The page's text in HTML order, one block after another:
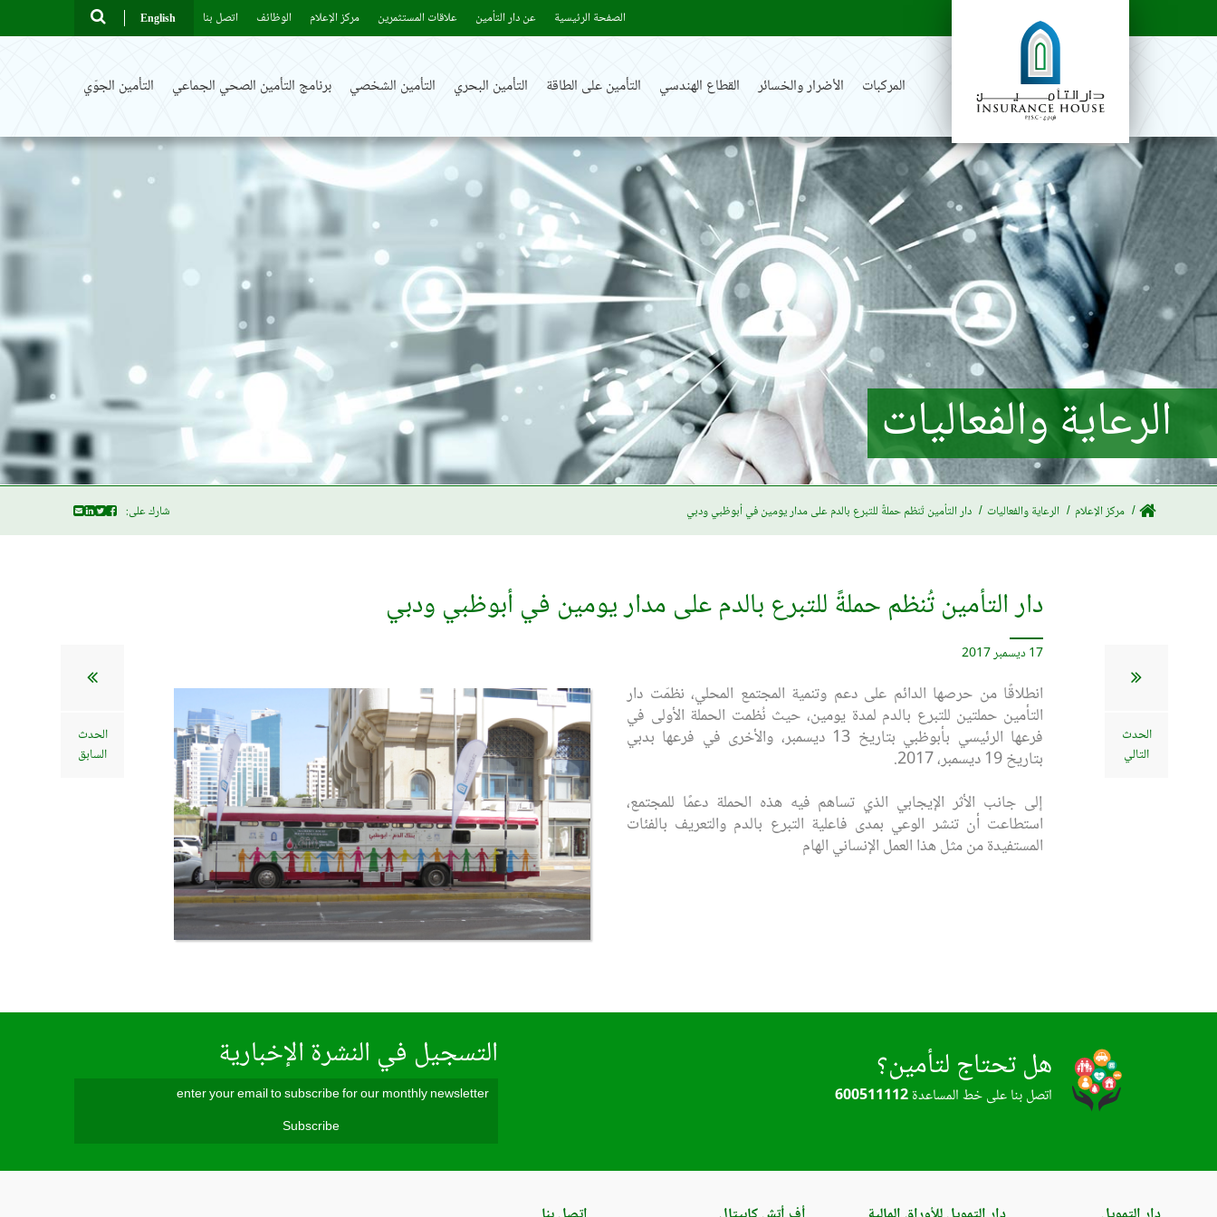
الصفحة الرئيسية عن دار التأمين علاقات المستثمرين مركز الإعلام الوظائف اتصل بنا English
المركبات الأضرار والخسائر القطاع الهندسي التأمين على الطاقة التأمين البحري التأمين الشخصي برنامج التأمين الصحي الجماعي التأمين الجوّي
الرعاية والفعاليات
مركز الإعلام الرعاية والفعاليات دار التأمين تُنظم حملةً للتبرع بالدم على مدار يومين في أبوظبي ودبي شارك على:
الحدث
السابق
الحدث
التالي
دار التأمين تُنظم حملةً للتبرع بالدم على مدار يومين في أبوظبي ودبي
17 ديسمبر 2017
انطلاقًا من حرصها الدائم على دعم وتنمية المجتمع المحلي، نظمّت دار
التأمين حملتين للتبرع بالدم لمدة يومين، حيث نُظمت الحملة الأولى في
فرعها الرئيسي بأبوظبي بتاريخ 13 ديسمبر، والأخرى في فرعها بدبي
بتاريخ19 ديسمبر،2017.
إلى جانب الأثر الإيجابي الذي تساهم فيه هذه الحملة دعمًا للمجتمع،
استطاعت أن تنشر الوعي بمدى فاعلية التبرع بالدم والتعريف بالفئات
المستفيدة من مثل هذا العمل الإنساني الهام
هل تحتاج لتأمين؟
اتصل بنا على خط المساعدة600511112
التسجيل في النشرة الإخبارية